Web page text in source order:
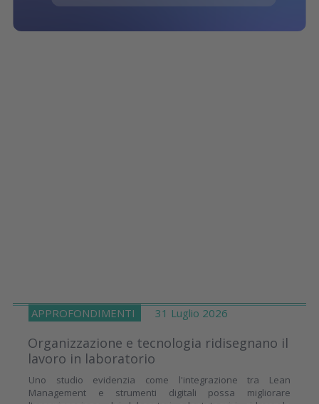
APPROFONDIMENTI 31 Luglio 2026
Organizzazione e tecnologia ridisegnano il
lavoro in laboratorio
Uno studio evidenzia come l'integrazione tra Lean
Management e strumenti digitali possa migliorare